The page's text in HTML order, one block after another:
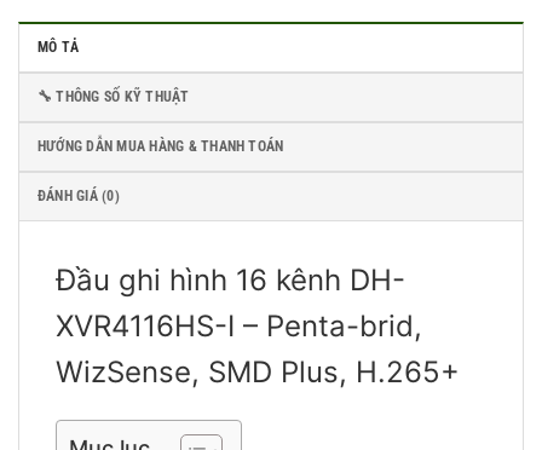
MÔ TẢ
🔧 THÔNG SỐ KỸ THUẬT
HƯỚNG DẪN MUA HÀNG & THANH TOÁN
ĐÁNH GIÁ (0)
Đầu ghi hình 16 kênh DH-
XVR4116HS-I – Penta-brid,
WizSense, SMD Plus, H.265+